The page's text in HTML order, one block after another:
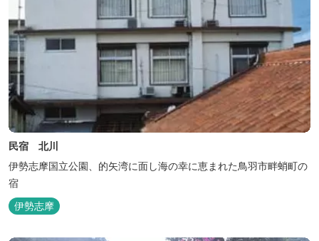
民宿 北川
伊勢志摩国立公園、的矢湾に面し海の幸に恵まれた鳥羽市畔蛸町の
宿
伊勢志摩